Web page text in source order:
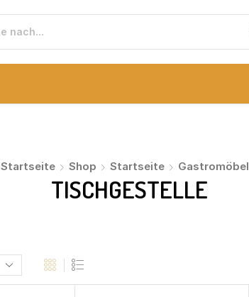
Startseite Shop Startseite Gastromöbel
TISCHGESTELLE